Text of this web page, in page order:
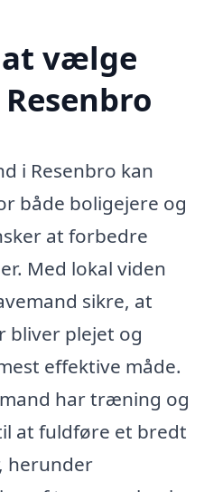
at vælge
i Resenbro kan
både boligejere og
at forbedre
Med lokal viden
sikre, at
bliver plejet og
effektive måde.
har træning og
at fuldføre et bredt
herunder